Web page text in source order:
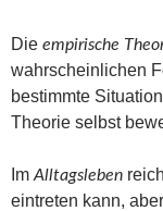
Die empirische
wahrscheinlichen
bestimmte
Theorie selbst
Im Alltagsleben
eintreten kann,